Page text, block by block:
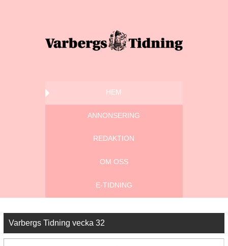
HEM
ANNONSERING
REDAKTION
OM OSS
E-TIDNING
Varbergs Tidning vecka 32